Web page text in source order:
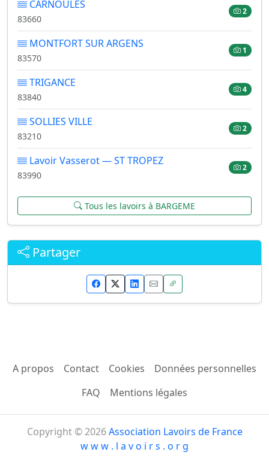
CARNOULES
83660
2
MONTFORT SUR ARGENS
83570
1
TRIGANCE
83840
4
SOLLIES VILLE
83210
2
Lavoir Vasserot — ST TROPEZ
83990
2
Tous les lavoirs à BARGEME
Partager
A propos Contact Cookies
Données personnelles
FAQ
Mentions légales
Copyright © 2026Association Lavoirs de France
w w w . l a v o i r s . o r g